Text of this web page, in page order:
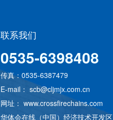
联系我们
0535-6398408
传真：0535-6387479
E-mail： scb@cljmjx.com.cn
网址： www.crossfirechains.com
华体会在线（中国）经济技术开发区